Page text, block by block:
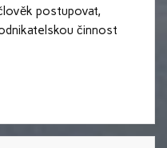
postupovat,
činnost